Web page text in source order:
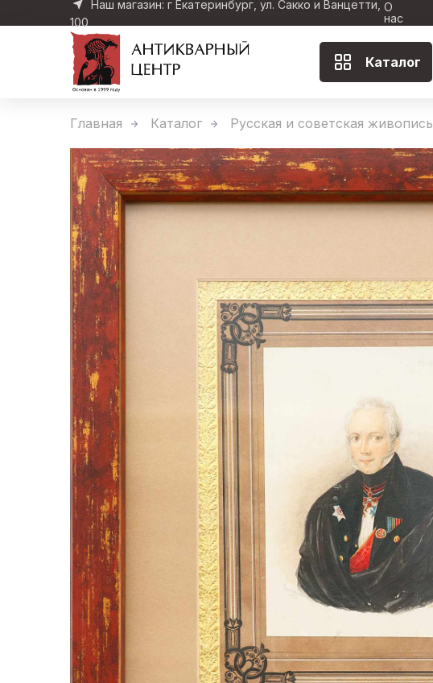
Наш магазин: г Екатеринбург, ул. Сакко и Ванцетти,
100
О
нас
Каталог
Главная Каталог Русская и советская живопись